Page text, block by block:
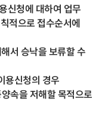
신청에 대하여 업무
적으로 접수순서에
서 승낙을 보류할 수
용신청의 경우
속을 저해할 목적으로